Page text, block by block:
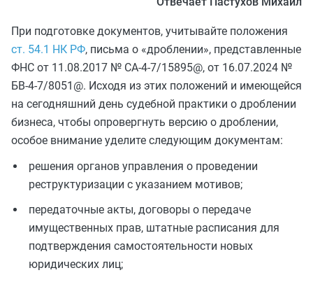
При подготовке документов, учитывайте положения
ст. 54.1 НК РФ, письма о «дроблении», представленные
ФНС от 11.08.2017 № СА-4-7/15895@, от 16.07.2024 №
БВ-4-7/8051@. Исходя из этих положений и имеющейся
на сегодняшний день судебной практики о дроблении
бизнеса, чтобы опровергнуть версию о дроблении,
особое внимание уделите следующим документам:
решения органов управления о проведении
реструктуризации с указанием мотивов;
передаточные акты, договоры о передаче
имущественных прав, штатные расписания для
подтверждения самостоятельности новых
юридических лиц;